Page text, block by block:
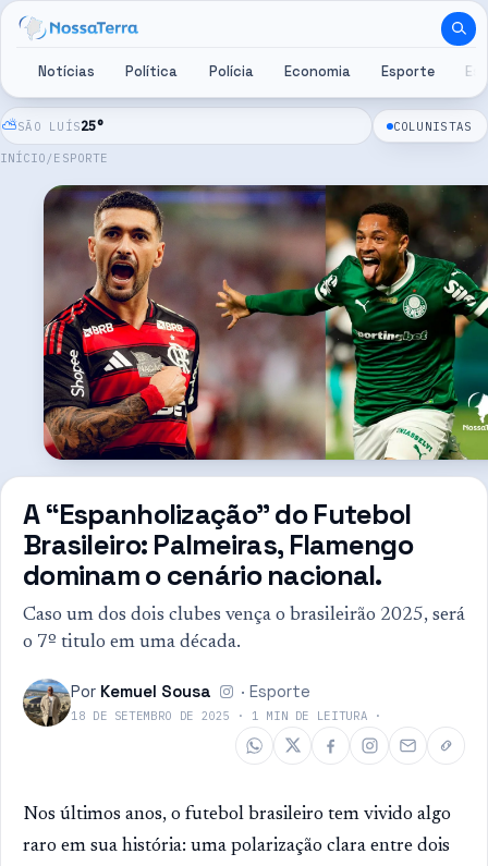
Pular para o conteúdo
Notícias Política Polícia Economia Esporte
⛅SÃO LUÍS25° COLUNISTAS
INÍCIO / ESPORTE
A “Espanholização” do Futebol
Brasileiro: Palmeiras, Flamengo
dominam o cenário nacional.
Caso um dos dois clubes vença o brasileirão 2025, será
o 7º titulo em uma década.
Por Kemuel Sousa ·Esporte
18 DE SETEMBRO DE 2025 · 1 MIN DE LEITURA ·
Nos últimos anos, o futebol brasileiro tem vivido algo
raro em sua história: uma polarização clara entre dois